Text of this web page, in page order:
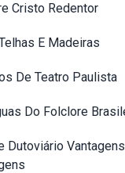
Cristo Redentor
E Madeiras
De Teatro Paulista
Do Folclore
Dutoviário